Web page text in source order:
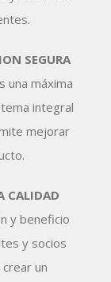
SEGURA
una máxima
integral
mejorar
CALIDAD
y beneficio
y socios
un